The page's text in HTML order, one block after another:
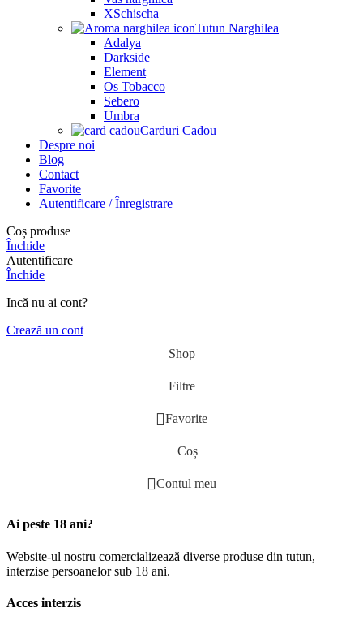
XSchischa
Tutun Narghilea
Adalya
Darkside
Element
Os Tobacco
Sebero
Umbra
Carduri Cadou
Despre noi
Blog
Contact
Favorite
Autentificare / Înregistrare
Coș produse
Închide
Autentificare
Închide
Incă nu ai cont?
Crează un cont
Shop
Filtre
Favorite
Coș
Contul meu
Ai peste 18 ani?
Website-ul nostru comercializează diverse produse din tutun,
interzise persoanelor sub 18 ani.
Acces interzis